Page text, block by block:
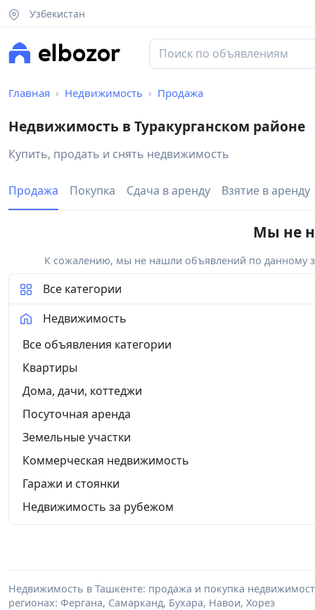
Узбекистан
Главная Недвижимость Продажа
Недвижимость в Туракурганском районе
Купить, продать и снять недвижимость
Продажа Покупка Сдача в аренду Взятие в аренду
Мы не
К сожалению, мы не нашли объявлений по данному
Все категории
Недвижимость
Все объявления категории
Квартиры
Дома, дачи, коттеджи
Посуточная аренда
Земельные участки
Коммерческая недвижимость
Гаражи и стоянки
Недвижимость за рубежом
Недвижимость в Ташкенте: продажа и покупка
регионах: Фергана, Самарканд, Бухара, Навои, Хорез